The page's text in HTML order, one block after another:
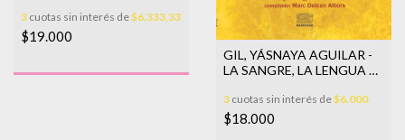
LA.
3 cuotas sin interés de$6.333,33
$19.000
GIL, YÁSNAYA AGUILAR -
LA SANGRE, LA LENGUA Y
3 cuotas sin interés de$6.000
$18.000